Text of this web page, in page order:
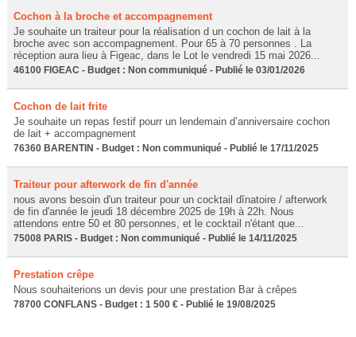
Cochon à la broche et accompagnement
Je souhaite un traiteur pour la réalisation d un cochon de lait à la
broche avec son accompagnement. Pour 65 à 70 personnes . La
réception aura lieu à Figeac, dans le Lot le vendredi 15 mai 2026...
46100 FIGEAC - Budget : Non communiqué - Publié le 03/01/2026
Cochon de lait frite
Je souhaite un repas festif pourr un lendemain d’anniversaire cochon
de lait + accompagnement
76360 BARENTIN - Budget : Non communiqué - Publié le 17/11/2025
Traiteur pour afterwork de fin d'année
nous avons besoin d'un traiteur pour un cocktail dînatoire / afterwork
de fin d'année le jeudi 18 décembre 2025 de 19h à 22h. Nous
attendons entre 50 et 80 personnes, et le cocktail n'étant que...
75008 PARIS - Budget : Non communiqué - Publié le 14/11/2025
Prestation crêpe
Nous souhaiterions un devis pour une prestation Bar à crêpes
78700 CONFLANS - Budget : 1 500 € - Publié le 19/08/2025